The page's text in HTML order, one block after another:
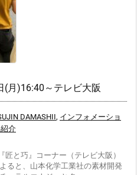
(月)16:40～テレビ大阪
DAMASHII, インフォメーショ
介
と巧』コーナー（テレビ大阪）
ると、山本化学工業社の素材開発